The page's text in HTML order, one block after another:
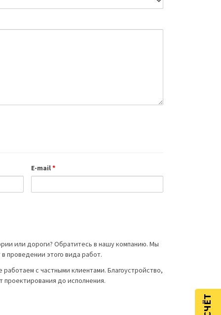
E-mail*
или дороги? Обратитесь в нашу компанию. Мы
проведении этого вида работ.
с частными клиентами. Благоустройство,
проектирования до исполнения.